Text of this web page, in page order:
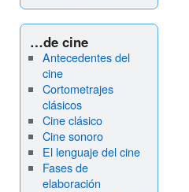
…de cine
Antecedentes del
cine
Cortometrajes
clásicos
Cine clásico
Cine sonoro
El lenguaje del cine
Fases de
elaboración